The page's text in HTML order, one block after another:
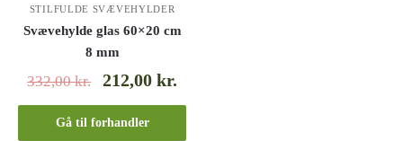
STILFULDE SVÆVEHYLDER
Svævehylde glas 60×20 cm
8 mm
332,00kr. 212,00kr.
Gå til forhandler